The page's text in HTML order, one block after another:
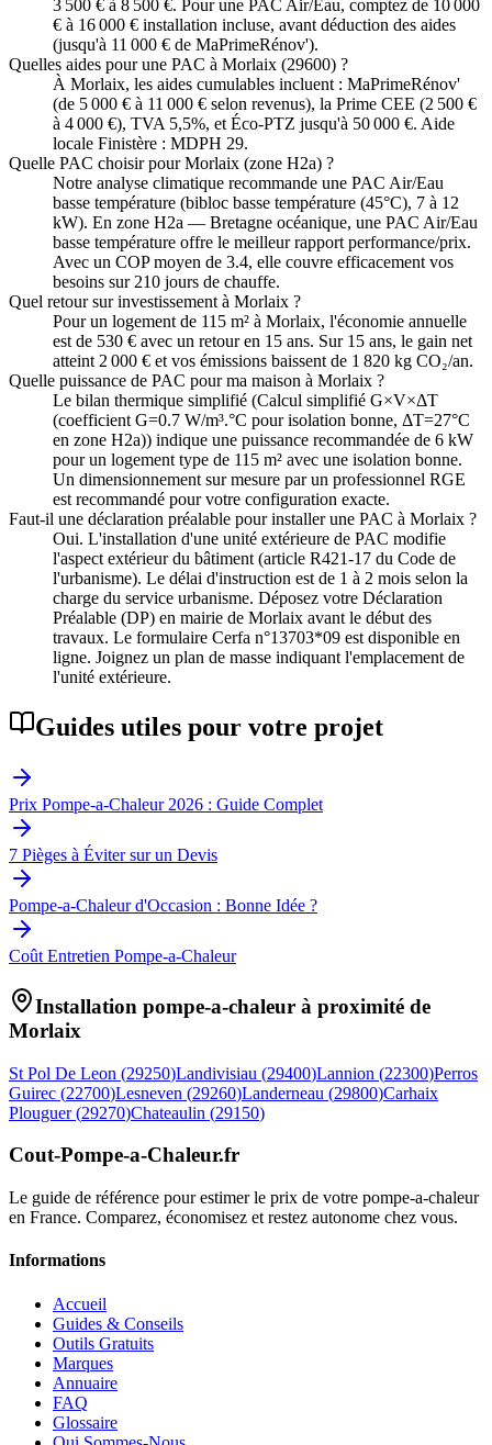
3 500 € à 8 500 €. Pour une PAC Air/Eau, comptez de 10 000
€ à 16 000 € installation incluse, avant déduction des aides
(jusqu'à 11 000 € de MaPrimeRénov').
Quelles aides pour une PAC à Morlaix (29600) ?
À Morlaix, les aides cumulables incluent : MaPrimeRénov'
(de 5 000 € à 11 000 € selon revenus), la Prime CEE (2 500 €
à 4 000 €), TVA 5,5%, et Éco-PTZ jusqu'à 50 000 €. Aide
locale Finistère : MDPH 29.
Quelle PAC choisir pour Morlaix (zone H2a) ?
Notre analyse climatique recommande une PAC Air/Eau
basse température (bibloc basse température (45°C), 7 à 12
kW). En zone H2a — Bretagne océanique, une PAC Air/Eau
basse température offre le meilleur rapport performance/prix.
Avec un COP moyen de 3.4, elle couvre efficacement vos
besoins sur 210 jours de chauffe.
Quel retour sur investissement à Morlaix ?
Pour un logement de 115 m² à Morlaix, l'économie annuelle
est de 530 € avec un retour en 15 ans. Sur 15 ans, le gain net
atteint 2 000 € et vos émissions baissent de 1 820 kg CO₂/an.
Quelle puissance de PAC pour ma maison à Morlaix ?
Le bilan thermique simplifié (Calcul simplifié G×V×ΔT
(coefficient G=0.7 W/m³.°C pour isolation bonne, ΔT=27°C
en zone H2a)) indique une puissance recommandée de 6 kW
pour un logement type de 115 m² avec une isolation bonne.
Un dimensionnement sur mesure par un professionnel RGE
est recommandé pour votre configuration exacte.
Faut-il une déclaration préalable pour installer une PAC à Morlaix ?
Oui. L'installation d'une unité extérieure de PAC modifie
l'aspect extérieur du bâtiment (article R421-17 du Code de
l'urbanisme). Le délai d'instruction est de 1 à 2 mois selon la
charge du service urbanisme. Déposez votre Déclaration
Préalable (DP) en mairie de Morlaix avant le début des
travaux. Le formulaire Cerfa n°13703*09 est disponible en
ligne. Joignez un plan de masse indiquant l'emplacement de
l'unité extérieure.
Guides utiles pour votre projet
Prix Pompe-a-Chaleur 2026 : Guide Complet
7 Pièges à Éviter sur un Devis
Pompe-a-Chaleur d'Occasion : Bonne Idée ?
Coût Entretien Pompe-a-Chaleur
Installation pompe-a-chaleur à proximité de
Morlaix
St Pol De Leon (29250)Landivisiau (29400)Lannion (22300)Perros
Guirec (22700)Lesneven (29260)Landerneau (29800)Carhaix
Plouguer (29270)Chateaulin (29150)
Cout-Pompe-a-Chaleur.fr
Le guide de référence pour estimer le prix de votre pompe-a-chaleur
en France. Comparez, économisez et restez autonome chez vous.
Informations
Accueil
Guides & Conseils
Outils Gratuits
Marques
Annuaire
FAQ
Glossaire